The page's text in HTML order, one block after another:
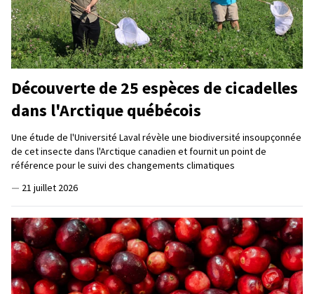
Découverte de 25 espèces de cicadelles
dans l'Arctique québécois
Une étude de l'Université Laval révèle une biodiversité insoupçonnée
de cet insecte dans l'Arctique canadien et fournit un point de
référence pour le suivi des changements climatiques
— 21 juillet 2026